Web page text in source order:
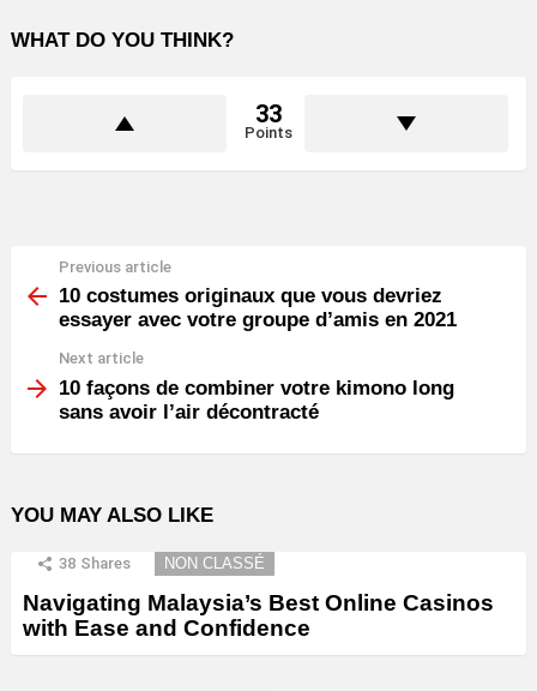
WHAT DO YOU THINK?
33
Points
more
Previous article
10 costumes originaux que vous devriez
essayer avec votre groupe d’amis en 2021
Next article
10 façons de combiner votre kimono long
sans avoir l’air décontracté
YOU MAY ALSO LIKE
38 Shares NON CLASSÉ
Navigating Malaysia’s Best Online Casinos
with Ease and Confidence